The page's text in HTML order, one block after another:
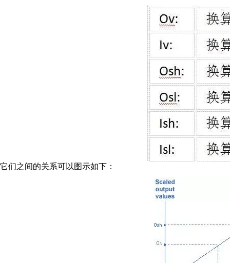
它们之间的关系可以图示如下：